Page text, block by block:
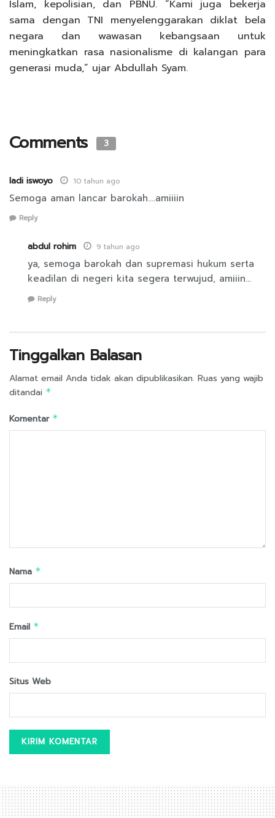
Islam, kepolisian, dan PBNU. “Kami juga bekerja
sama dengan TNI menyelenggarakan diklat bela
negara dan wawasan kebangsaan untuk
meningkatkan rasa nasionalisme di kalangan para
generasi muda,” ujar Abdullah Syam.
Comments 3
ladi iswoyo 10 tahun ago
Semoga aman lancar barokah….amiiiin
Reply
abdul rohim 9 tahun ago
ya, semoga barokah dan supremasi hukum serta
keadilan di negeri kita segera terwujud, amiiin…
Reply
Tinggalkan Balasan
Alamat email Anda tidak akan dipublikasikan. Ruas yang wajib
ditandai *
Komentar *
Nama *
Email *
Situs Web